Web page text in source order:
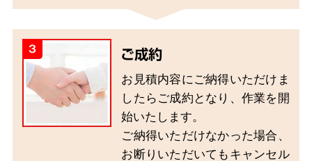
3 ご成約
お見積内容にご納得いただけま
したらご成約となり、作業を開
始いたします。
ご納得いただけなかった場合、
お断りいただいてもキャンセル